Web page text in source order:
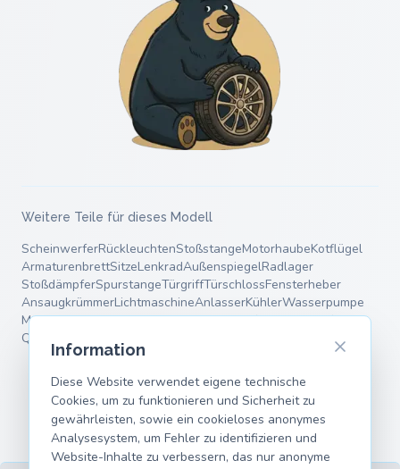
Weitere Teile für dieses Modell
ScheinwerferRückleuchtenStoßstangeMotorhaubeKotflügel
ArmaturenbrettSitzeLenkradAußenspiegelRadlager
StoßdämpferSpurstangeTürgriffTürschlossFensterheber
AnsaugkrümmerLichtmaschineAnlasserKühlerWasserpumpe
MotorlagerBremstrommelEndschalldämpferFahrwerksfedern
Querlenker
Information
Diese Website verwendet eigene technische
Cookies, um zu funktionieren und Sicherheit zu
gewährleisten, sowie ein cookieloses anonymes
Analysesystem, um Fehler zu identifizieren und
Website-Inhalte zu verbessern, das nur anonyme